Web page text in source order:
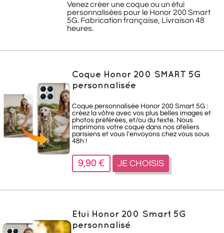
Venez créer une coque ou un étui
personnalisées pour le Honor 200 Smart
5G. Fabrication française, Livraison 48
heures.
Coque Honor 200 SMART 5G
personnalisée
Coque personnalisée Honor 200 Smart 5G :
créez la vôtre avec vos plus belles images et
photos préférées, et/ou du texte. Nous
imprimons votre coque dans nos ateliers
parisiens et vous l'envoyons chez vous sous
48h !
9,90 € JE CHOISIS
Etui Honor 200 Smart 5G
personnalisé